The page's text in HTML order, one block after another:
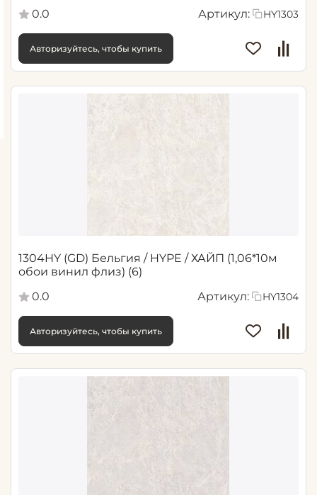
0.0 Артикул: HY1303
Авторизуйтесь, чтобы купить
1304HY (GD) Бельгия / HYPE / ХАЙП (1,06*10м
обои винил флиз) (6)
0.0
Артикул: HY1304
Авторизуйтесь, чтобы купить